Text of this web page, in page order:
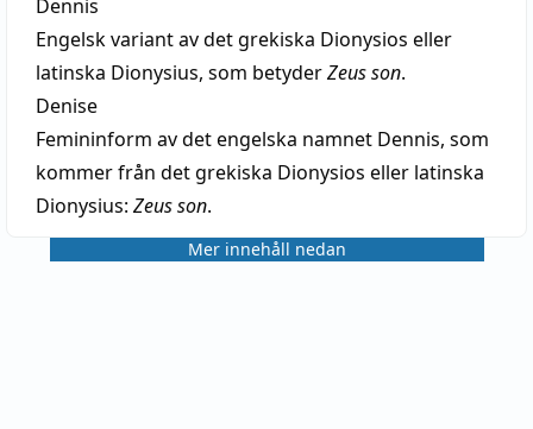
Dennis
Engelsk variant av det grekiska Dionysios eller
latinska Dionysius, som betyderZeus son.
Denise
Femininform av det engelska namnet Dennis, som
kommer från det grekiska Dionysios eller latinska
Dionysius: Zeus son.
Mer innehåll nedan